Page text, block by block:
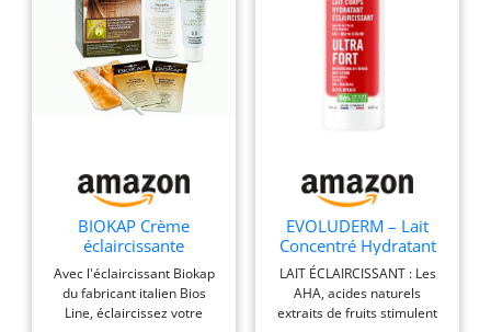
BIOKAP Crème
éclaircissante
naturelle pour
cheveux 0,0 -
Blondissement -
Éclaircissement doux
Avec l'éclaircissant Biokap
du fabricant italien Bios
Line, éclaircissez votre
EVOLUDERM – Lait
Concentré Hydratant
Éclaircissant Ultra Fort
– 500 ml – Ingrédients
d’Origine Naturelle –
Végan – Fabrication
LAIT ÉCLAIRCISSANT : Les
AHA, acides naturels
extraits de fruits stimulent